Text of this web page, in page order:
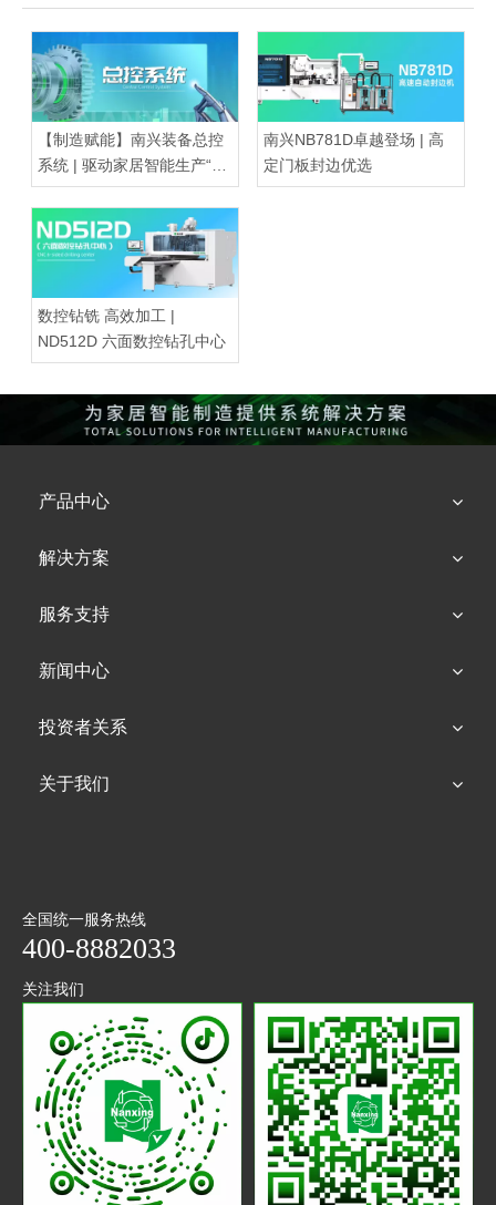
【制造赋能】南兴装备总控
系统 | 驱动家居智能生产“超
级大脑”
南兴NB781D卓越登场 | 高
定门板封边优选
数控钻铣 高效加工 |
ND512D 六面数控钻孔中心
产品中心
解决方案
服务支持
新闻中心
投资者关系
关于我们
全国统一服务热线
400-8882033
关注我们
抖音
二维码
微信
公众号